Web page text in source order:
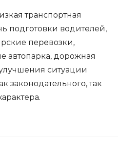
транспортная
подготовки водителей,
перевозки,
автопарка, дорожная
ситуации
законодательного, так